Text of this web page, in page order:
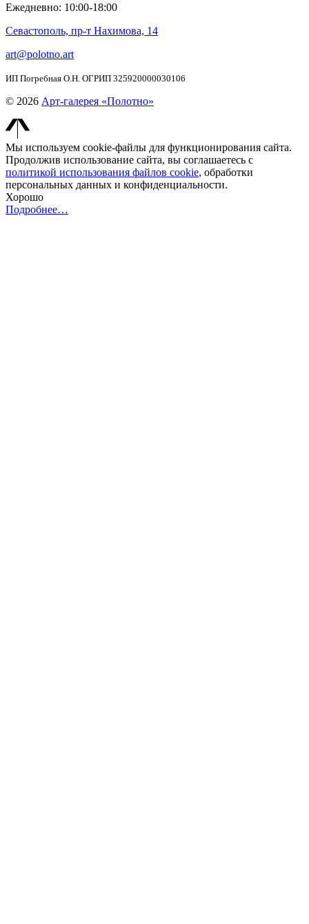
Ежедневно: 10:00-18:00
Севастополь, пр-т Нахимова, 14
art@polotno.art
ИП Погребная О.Н. ОГРИП 325920000030106
© 2026 Арт-галерея «Полотно»
Мы используем cookie-файлы для функционирования сайта.
Продолжив использование сайта, вы соглашаетесь с
политикой использования файлов cookie, обработки
персональных данных и конфиденциальности.
Хорошо
Подробнее…